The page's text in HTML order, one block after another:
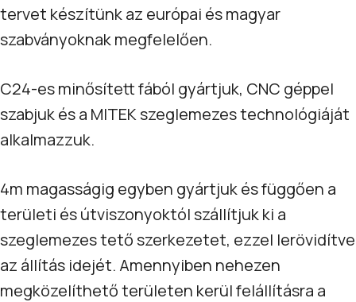
tervet készítünk az európai és magyar
szabványoknak megfelelően.
C24-es minősített fából gyártjuk, CNC géppel
szabjuk és a MITEK szeglemezes technológiáját
alkalmazzuk.
4m magasságig egyben gyártjuk és függően a
területi és útviszonyoktól szállítjuk ki a
szeglemezes tető szerkezetet, ezzel lerövidítve
az állítás idejét. Amennyiben nehezen
megközelíthető területen kerül felállításra a